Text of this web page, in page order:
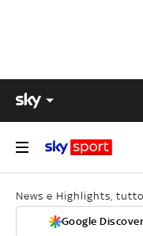
News e Highlights,
Google Discover